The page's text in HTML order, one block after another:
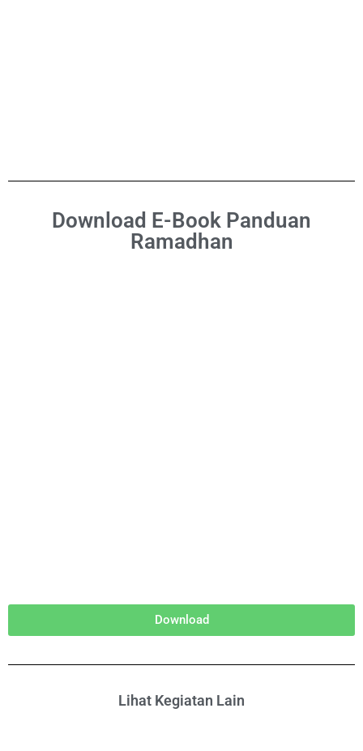
Download E-Book Panduan
Ramadhan
Download
Lihat Kegiatan Lain